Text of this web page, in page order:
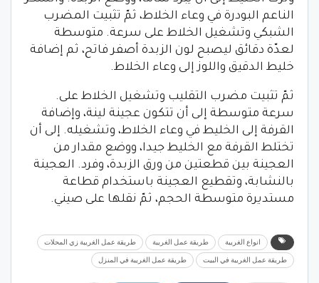
الناعم البودرة في وعاء الخلاط، ثمّ تثبيت المضرب
الشبكي وتشغيل الخلاط على سرعة. متوسطة
لعدّة دقائق ليصبح لون الزبدة أصفر فاتح، ثم إضافة
خليط الدقيق واللوز إلى وعاء الخلاط.
ثمّ تثبيت مضرب التقليب وتشغيل الخلاط على.
سرعة متوسطة إلى أن تتكون عجينة لينة، وإضافة
القرفة إلى الخليط في وعاء الخلاط، وتشغيله. إلى أن
تختلط القرفة مع الخليط جيدا، ووضع مقدار من
العجينة بين قطعتين من ورق الزبدة، وفرد. العجينة
بالنشابة، وتقطيع العجينة باستخدام قطاعة
مستديرة متوسطة الحجم، ثمّ نقلها على صيني.
انواع الغريبة طريقة عمل الغريبة طريقة عمل الغريبة زي المحلات
طريقة عمل الغريبة في البيت طريقة عمل الغريبة في المنزل